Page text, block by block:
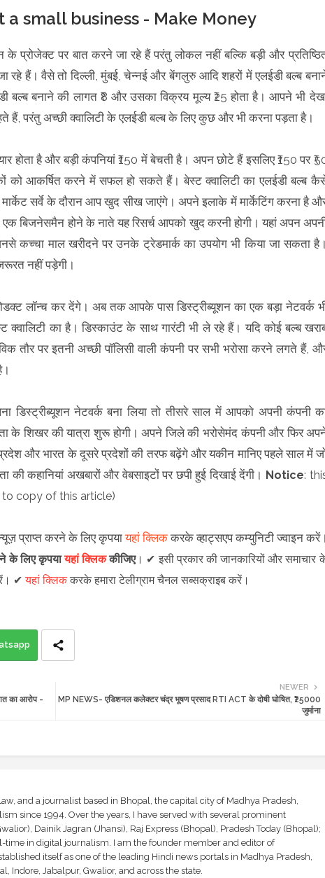
a small business - Make Money
प्रोजेक्ट पर बात करने जा रहे हैं परंतु लोकल नहीं बल्कि बड़ी और
हैं। वैसे तो दिल्ली, मुंबई, चेन्नई और बेंगलुरु आदि शहरों में एलईडी बल्ब
बल्ब बनाने की लागत ₹8 और उसका विक्रय मूल्य ₹25 होता है। आपने भी
हैं, परंतु अच्छी क्वालिटी के एलईडी बल्ब के लिए कुछ और भी करना पड़ता है।
होता है और बड़ी कंपनियां ₹150 में बेचती है। अपन छोटे हैं इसलिए ₹150 पर
को आकर्षित करने में सफल हो सकते हैं। बेस्ट क्वालिटी का एलईडी बल्ब
सर्वे के दौरान आप खुद सीख जाएंगे। अपने इलाके में मार्केटिंग करना है
बिजनेसमैन होने के नाते यह रिसर्च आपको खुद करनी होगी। यहां अपन
कच्चा माल खरीदने पर उनके ट्रेडमार्क का उपयोग भी किया जा सकता
नहीं पड़ेगी।
लॉन्च कर देंगे। अब तक आपके पास डिस्ट्रीब्यूशन का एक बड़ा नेटवर्क
क्वालिटी का है। डिस्काउंट के साथ गारंटी भी ले रहे हैं। यदि कोई बल्ब
तौर पर इतनी अच्छी पॉलिसी वाली कंपनी पर सभी भरोसा करने लगते हैं,
नेटवर्क बना लिया तो तीसरे साल में आपको अपनी कंपनी
के शिखर की यात्रा शुरू होगी। अपने जिले की भरोसेमंद कंपनी और फिर
और भारत के दूसरे प्रदेशों की तरफ बढ़ेंगे और यकीन मानिए पहले साल में
कहानियां अखबारों और वेबसाइटों पर छपी हुई दिखाई देंगी। Notice:
copy of this article)
प्राप्त करने के लिए कृपयायहां क्लिककरके व्हाट्सएप कम्युनिटी ज्वाइन
के लिए कृपयायहां क्लिककीजिए। ✔ इसी प्रकार की जानकारियों और समाचार
। ✔यहां क्लिककरके हमारा टेलीग्राम चैनल सब्सक्राइब करें।
NEWER
MP NEWS- एडिशनल कलेक्टर चंद्र भूषण प्रसाद RTI ACT के दोषी घोषित, ₹25000
जुर्माना
का आरोप -
and a journalist based in Bhopal, the capital city of Madhya Pradesh,
since 1994. Over the years, I have served with several prominent
Dainik Jagran (Jhansi), Raj Express (Bhopal), Pradesh Today (Bhopal);
time in digital journalism. I am the founder member and editor of
itself as one of the leading Hindi news portals in Madhya Pradesh,
Indore, Jabalpur, Gwalior, and across the state.